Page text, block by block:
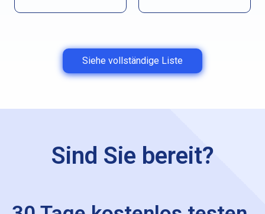
Siehe vollständige Liste
Sind Sie bereit?